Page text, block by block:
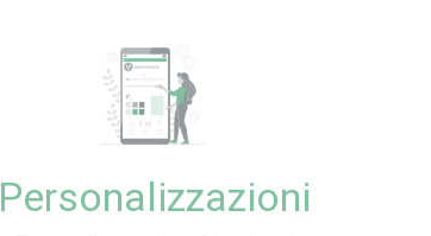
Personalizzazioni